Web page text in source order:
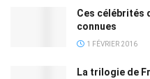
Ces célébrités
connues
1 FÉVRIER 2016
La trilogie de